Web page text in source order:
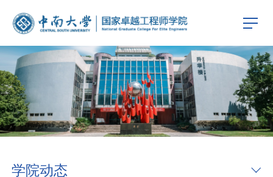
学院动态